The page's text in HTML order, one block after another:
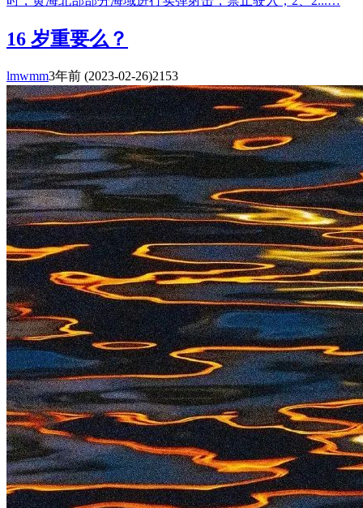
16 岁重要么？
lmwmm3年前 (2023-02-26)2153